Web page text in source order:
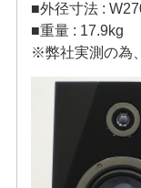
■外径寸法 :
■重量 : 17.9kg
※弊社実測の為